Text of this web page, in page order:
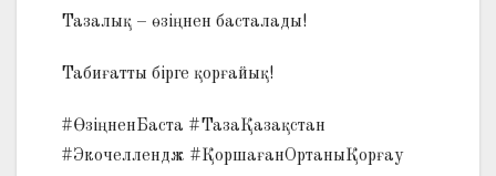
Тазалық – өзіңнен басталады!
Табиғатты бірге қорғайық!
#ӨзіңненБаста #ТазаҚазақстан
#Экочеллендж #ҚоршағанОртаныҚорғау